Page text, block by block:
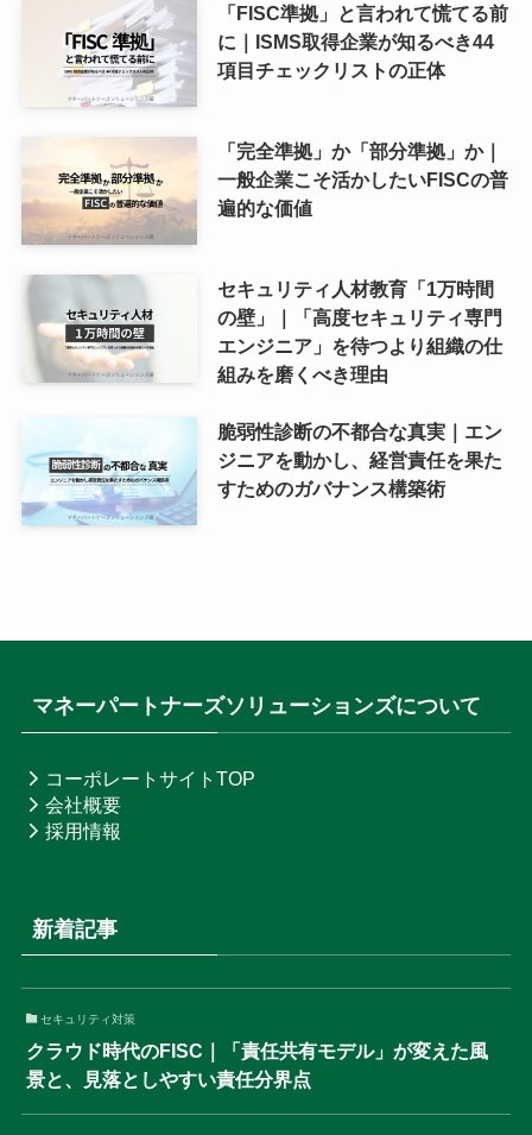
「FISC準拠」と言われて慌てる前
に｜ISMS取得企業が知るべき44
項目チェックリストの正体
「完全準拠」か「部分準拠」か｜
一般企業こそ活かしたいFISCの普
遍的な価値
セキュリティ人材教育「1万時間
の壁」｜「高度セキュリティ専門
エンジニア」を待つより組織の仕
組みを磨くべき理由
脆弱性診断の不都合な真実｜エン
ジニアを動かし、経営責任を果た
すためのガバナンス構築術
マネーパートナーズソリューションズについて
コーポレートサイトTOP
会社概要
採用情報
新着記事
セキュリティ対策
クラウド時代のFISC｜「責任共有モデル」が変えた風
景と、見落としやすい責任分界点